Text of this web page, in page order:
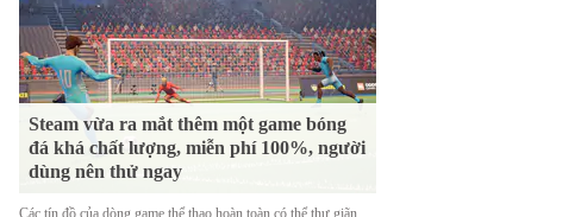
Steam vừa ra mắt thêm một game bóng
đá khá chất lượng, miễn phí 100%, người
dùng nên thử ngay
Các tín đồ của dòng game thể thao hoàn toàn có thể thư giãn